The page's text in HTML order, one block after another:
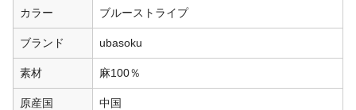
カラー ブルーストライプ
ブランド ubasoku
素材 麻100％
原産国 中国